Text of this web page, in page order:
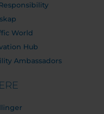
World
Hub
Ambassadors